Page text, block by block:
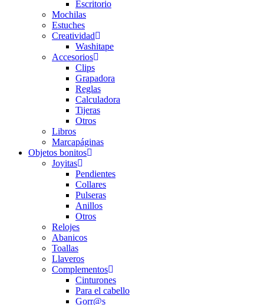
Escritorio
Mochilas
Estuches
Creatividad
Washitape
Accesorios
Clips
Grapadora
Reglas
Calculadora
Tijeras
Otros
Libros
Marcapáginas
Objetos bonitos
Joyitas
Pendientes
Collares
Pulseras
Anillos
Otros
Relojes
Abanicos
Toallas
Llaveros
Complementos
Cinturones
Para el cabello
Gorr@s